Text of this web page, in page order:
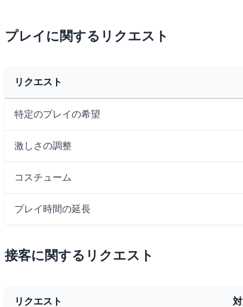
プレイに関するリクエスト
リクエスト
特定のプレイの希望
激しさの調整
コスチューム
プレイ時間の延長
接客に関するリクエスト
リクエスト